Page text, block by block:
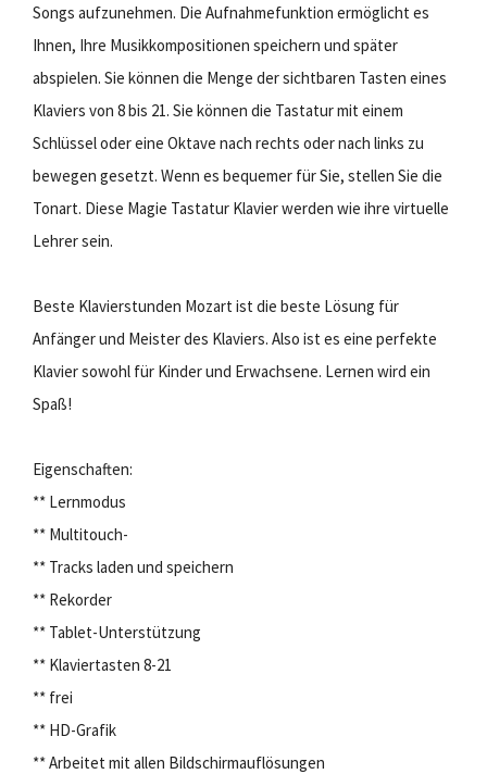
Songs aufzunehmen. Die Aufnahmefunktion ermöglicht es
Ihnen, Ihre Musikkompositionen speichern und später
abspielen. Sie können die Menge der sichtbaren Tasten eines
Klaviers von 8 bis 21. Sie können die Tastatur mit einem
Schlüssel oder eine Oktave nach rechts oder nach links zu
bewegen gesetzt. Wenn es bequemer für Sie, stellen Sie die
Tonart. Diese Magie Tastatur Klavier werden wie ihre virtuelle
Lehrer sein.
Beste Klavierstunden Mozart ist die beste Lösung für
Anfänger und Meister des Klaviers. Also ist es eine perfekte
Klavier sowohl für Kinder und Erwachsene. Lernen wird ein
Spaß!
Eigenschaften:
** Lernmodus
** Multitouch-
** Tracks laden und speichern
** Rekorder
** Tablet-Unterstützung
** Klaviertasten 8-21
** frei
** HD-Grafik
** Arbeitet mit allen Bildschirmauflösungen